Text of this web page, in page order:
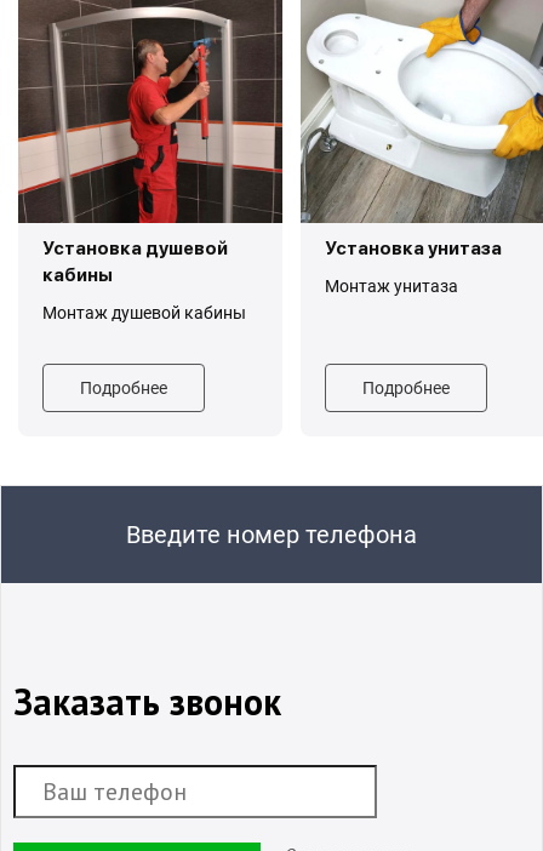
Установка душевой
кабины
Монтаж душевой кабины
Подробнее
Установка унитаза
Монтаж унитаза
Подробнее
Введите номер телефона
Заказать звонок